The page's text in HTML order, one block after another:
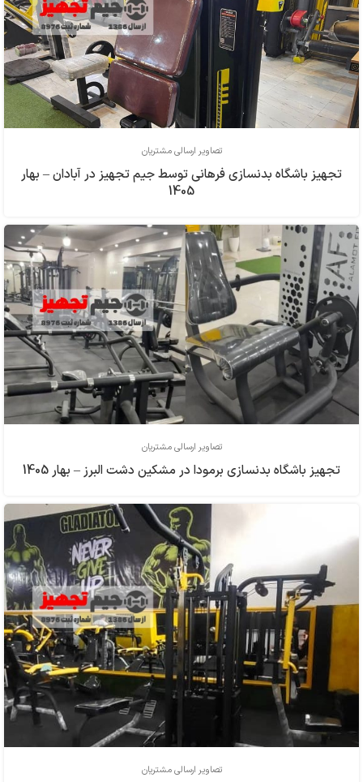
تصاویر ارسالی مشتریان
تجهیز باشگاه بدنسازی فرهاني توسط جیم تجهیز در آبادان – بهار
1405
تصاویر ارسالی مشتریان
تجهیز باشگاه بدنسازی برمودا در مشکین دشت البرز – بهار 1405
تصاویر ارسالی مشتریان